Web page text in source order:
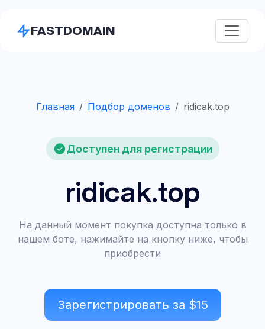
FASTDOMAIN
Главная Подбор доменов ridicak.top
Доступен для регистрации
ridicak.top
На данный момент покупка доступна только в
нашем боте, нажимайте на кнопку ниже, чтобы
приобрести
Зарегистрировать за $15